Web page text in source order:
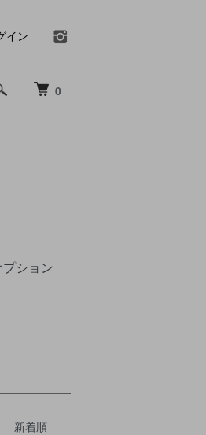
0
イン
ション
新着順